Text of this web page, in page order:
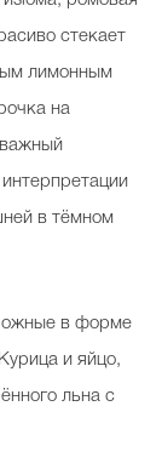
стекает
лимонным
на
в тёмном
в форме
и яйцо,
льна с